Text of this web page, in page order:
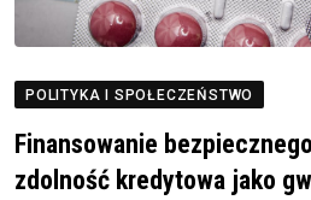
POLITYKA I SPOŁECZEŃSTWO
Finansowanie
zdolność kredytowa jako